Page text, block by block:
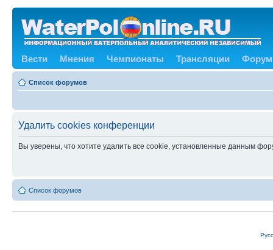
Вести Мнения Чемпионаты Трансляции Форум
Список форумов
Удалить cookies конференции
Вы уверены, что хотите удалить все cookie, установленные данным
Список форумов